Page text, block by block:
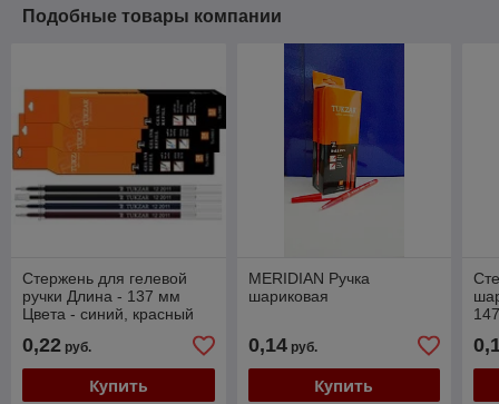
Подобные товары компании
Стержень для гелевой
ручки Длина - 137 мм
Цвета - синий, красный
0,22 руб.
Купить
MERIDIAN Ручка
шариковая
0,14руб.
Купить